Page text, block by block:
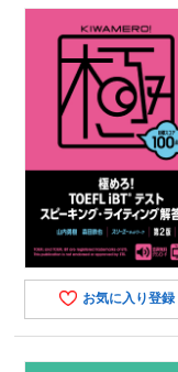
お気に入り登録